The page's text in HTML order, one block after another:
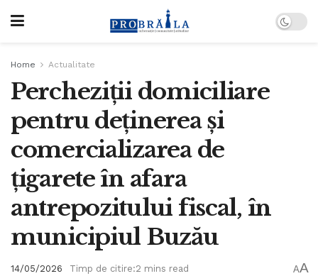
Home Actualitate
Percheziţii domiciliare
pentru deţinerea şi
comercializarea de
ţigarete în afara
antrepozitului fiscal, în
municipiul Buzău
14/05/2026 Timp de citire:2 mins read AA